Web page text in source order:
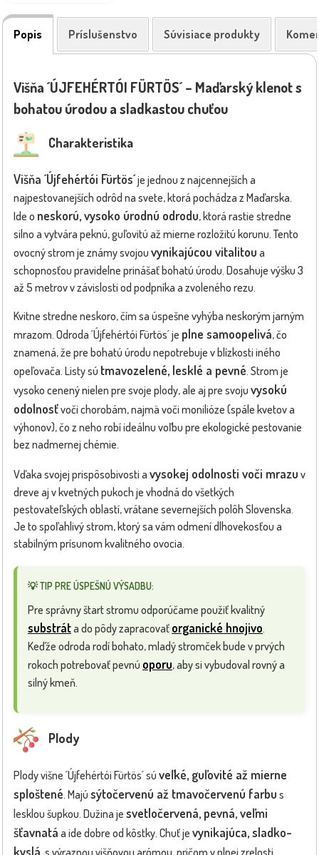
Popis Príslušenstvo Súvisiace produkty
Višňa ´ÚJFEHÉRTÓI FÜRTÖS´ – Maďarský klenot s
bohatou úrodou a sladkastou chuťou
Charakteristika
Višňa ´Újfehértói Fürtös´je jednou z najcennejších a
najpestovanejších odrôd na svete, ktorá pochádza z Maďarska.
Ide o neskorú, vysoko úrodnú odrodu, ktorá rastie stredne
silno a vytvára peknú, guľovitú až mierne rozložitú korunu. Tento
ovocný strom je známy svojou vynikajúcou vitalitou a
schopnosťou pravidelne prinášať bohatú úrodu. Dosahuje výšku 3
až 5 metrov v závislosti od podpníka a zvoleného rezu.
Kvitne stredne neskoro, čím sa úspešne vyhýba neskorým jarným
mrazom. Odroda ´Újfehértói Fürtös´ je plne samoopelivá, čo
znamená, že pre bohatú úrodu nepotrebuje v blízkosti iného
opeľovača. Listy sú tmavozelené, lesklé a pevné. Strom je
vysoko cenený nielen pre svoje plody, ale aj pre svoju vysokú
odolnosťvoči chorobám, najmä voči monilióze (spále kvetov a
výhonov), čo z neho robí ideálnu voľbu pre ekologické pestovanie
bez nadmernej chémie.
Vďaka svojej prispôsobivosti a vysokej odolnosti voči mrazu v
dreve aj v kvetných pukoch je vhodná do všetkých
pestovateľských oblastí, vrátane severnejších polôh Slovenska.
Je to spoľahlivý strom, ktorý sa vám odmení dlhovekosťou a
stabilným prísunom kvalitného ovocia.
💡 TIP PRE ÚSPEŠNÚ VÝSADBU:
Pre správny štart stromu odporúčame použiť kvalitný
substráta do pôdy zapracovať organické hnojivo.
Keďže odroda rodí bohato, mladý stromček bude v prvých
rokoch potrebovať pevnú oporu, aby si vybudoval rovný a
silný kmeň.
Plody
Plody višne ´Újfehértói Fürtös´ sú veľké, guľovité až mierne
sploštené. Majú sýtočervenú až tmavočervenú farbu s
lesklou šupkou. Dužina je svetločervená, pevná, veľmi
šťavnatá a ide dobre od kôstky. Chuť je vynikajúca, sladko-
kyslá